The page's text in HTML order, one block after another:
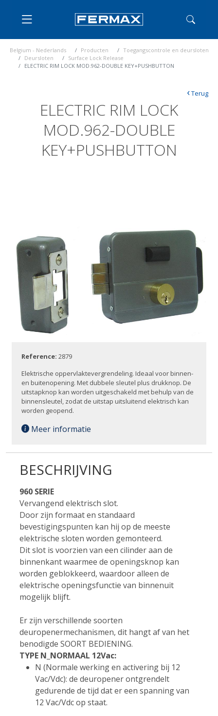
Belgium - Nederlands Producten
Toegangscontrole en deursloten
Deursloten
Surface Lock Release
ELECTRIC RIM LOCK MOD.962-DOUBLE KEY+PUSHBUTTON
ELECTRIC RIM LOCK
MOD.962-DOUBLE
KEY+PUSHBUTTON
‹Terug
Reference: 2879
Elektrische oppervlaktevergrendeling. Ideaal voor binnen-
en buitenopening. Met dubbele sleutel plus drukknop. De
uitstapknop kan worden uitgeschakeld met behulp van de
binnensleutel, zodat de uitstap uitsluitend elektrisch kan
worden geopend.
Meer informatie
BESCHRIJVING
960 SERIE
Vervangend elektrisch slot.
Door zijn formaat en standaard
bevestigingspunten kan hij op de meeste
elektrische sloten worden gemonteerd.
Dit slot is voorzien van een cilinder aan de
binnenkant waarmee de openingsknop kan
worden geblokkeerd, waardoor alleen de
elektrische openingsfunctie van binnenuit
mogelijk blijft.
Er zijn verschillende soorten
deuropenermechanismen, dit hangt af van het
benodigde SOORT BEDIENING.
TYPE N_NORMAAL 12Vac:
N (Normale werking en activering bij 12
Vac/Vdc): de deuropener ontgrendelt
gedurende de tijd dat er een spanning van
12 Vac/Vdc op staat.